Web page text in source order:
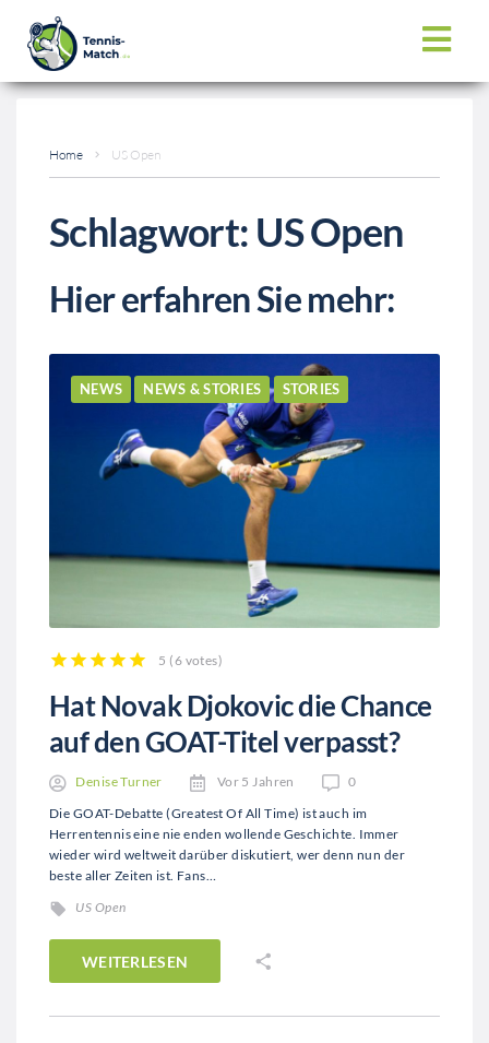
Home US Open
Schlagwort: US Open
Hier erfahren Sie mehr:
NEWS NEWS & STORIES STORIES
5 (6 votes)
Hat Novak Djokovic die Chance
auf den GOAT-Titel verpasst?
Denise Turner Vor 5 Jahren
0
Die GOAT-Debatte (Greatest Of All Time) ist auch im
Herrentennis eine nie enden wollende Geschichte. Immer
wieder wird weltweit darüber diskutiert, wer denn nun der
beste aller Zeiten ist. Fans…
US Open
WEITERLESEN